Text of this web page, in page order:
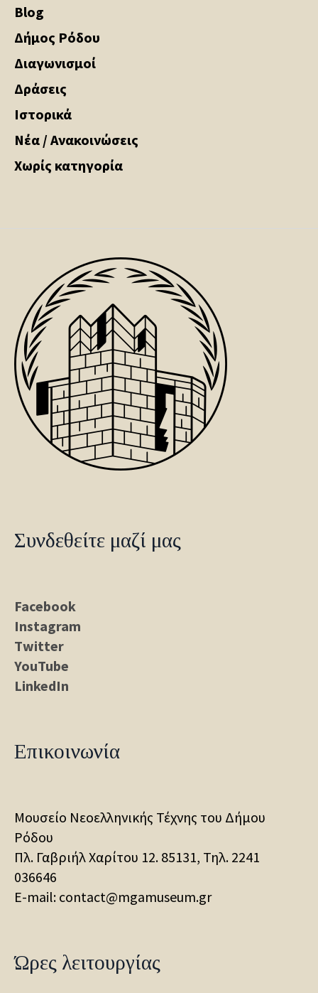
Blog
Δήμος Ρόδου
Διαγωνισμοί
Δράσεις
Ιστορικά
Νέα / Ανακοινώσεις
Χωρίς κατηγορία
Συνδεθείτε μαζί μας
Facebook
Instagram
Twitter
YouTube
LinkedIn
Επικοινωνία
Μουσείο Νεοελληνικής Τέχνης του Δήμου
Ρόδου
Πλ. Γαβριήλ Χαρίτου 12. 85131, Τηλ. 2241
036646
E-mail: contact@mgamuseum.gr
Ώρες λειτουργίας